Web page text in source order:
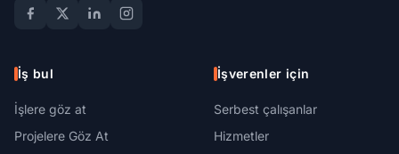
İş bul
İşlere göz at
Projelere Göz At
İşverenler için
Serbest çalışanlar
Hizmetler